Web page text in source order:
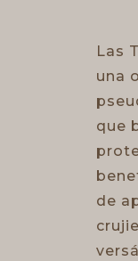
Las
una
que
de